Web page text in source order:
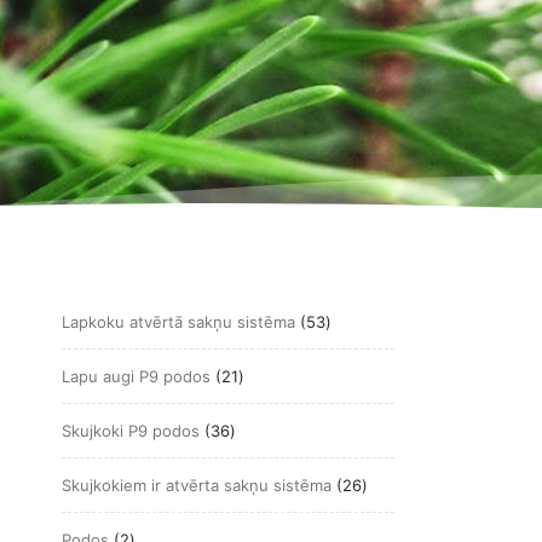
Lapkoku atvērtā sakņu sistēma 5353
produkts
Lapu augi P9 podos
2121
produkts
Skujkoki P9 podos
3636
produkts
Skujkokiem ir atvērta sakņu sistēma
2626
produkts